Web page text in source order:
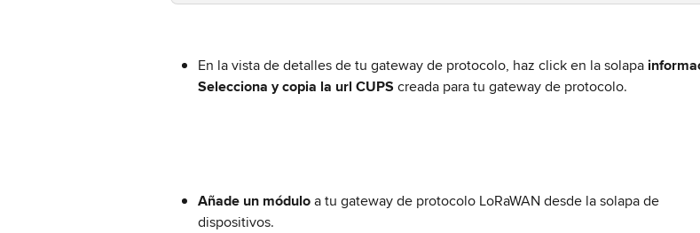
En la vista de detalles de tu gateway de protocolo, haz click en la solapa
Selecciona y copia la url CUPS creada para tu gateway de protocolo.
Añade un módulo a tu gateway de protocolo LoRaWAN desde la solapa de
dispositivos.